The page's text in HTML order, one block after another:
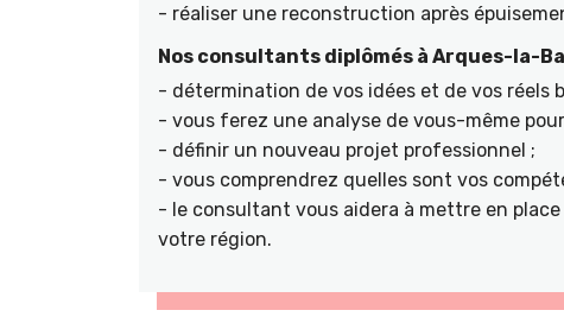
- réaliser une reconstruction après
Nos consultants diplômés à Arques-la-
- détermination de vos idées et de vos réels
- vous ferez une analyse de vous-même
- définir un nouveau projet professionnel ;
- vous comprendrez quelles sont vos
- le consultant vous aidera à mettre en
votre région.